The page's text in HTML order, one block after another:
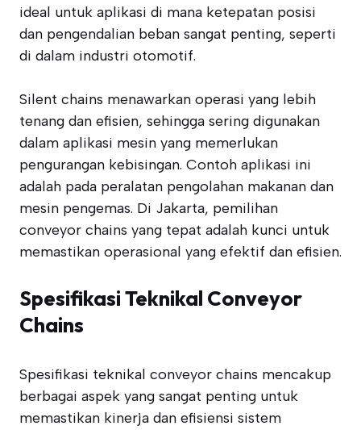
ideal untuk aplikasi di mana ketepatan posisi
dan pengendalian beban sangat penting, seperti
di dalam industri otomotif.
Silent chains menawarkan operasi yang lebih
tenang dan efisien, sehingga sering digunakan
dalam aplikasi mesin yang memerlukan
pengurangan kebisingan. Contoh aplikasi ini
adalah pada peralatan pengolahan makanan dan
mesin pengemas. Di Jakarta, pemilihan
conveyor chains yang tepat adalah kunci untuk
memastikan operasional yang efektif dan efisien.
Spesifikasi Teknikal Conveyor
Chains
Spesifikasi teknikal conveyor chains mencakup
berbagai aspek yang sangat penting untuk
memastikan kinerja dan efisiensi sistem